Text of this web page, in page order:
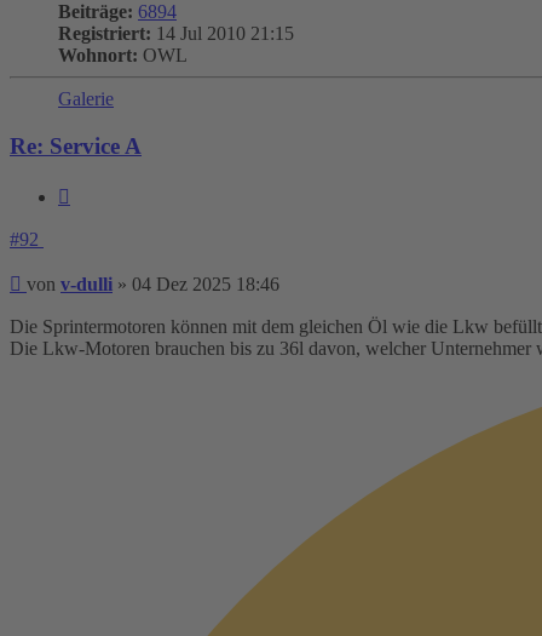
Beiträge: 6894
Registriert: 14 Jul 2010 21:15
Wohnort: OWL
Galerie
Re: Service A
#92
Beitrag
von v-dulli » 04 Dez 2025 18:46
Die Sprintermotoren können mit dem gleichen Öl wie die Lkw
Die Lkw-Motoren brauchen bis zu 36l davon, welcher Unternehmer